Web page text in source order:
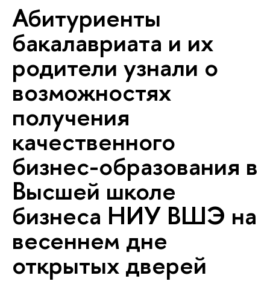
Абитуриенты
бакалавриата и их
родители узнали о
возможностях
получения
качественного
бизнес-образования в
Высшей школе
бизнеса НИУ ВШЭ на
весеннем дне
открытых дверей